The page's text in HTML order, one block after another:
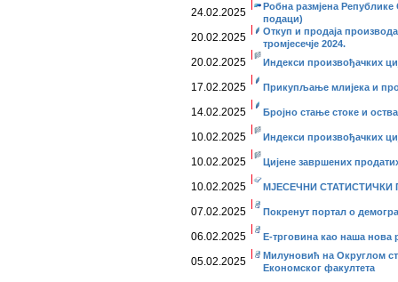
24.02.2025
Робна размјена Републике
подаци)
20.02.2025
Откуп и продаја
тромјесечје 2024.
20.02.2025 Индекси произвођачких
17.02.2025 Прикупљање млијека и
14.02.2025 Бројно стање стоке и
10.02.2025 Индекси произвођачких
10.02.2025 Цијене завршених
10.02.2025 МЈЕСЕЧНИ СТАТИСТИЧКИ
07.02.2025 Покренут портал о
06.02.2025 Е-трговина као наша нова
05.02.2025
Милуновић на Округлом
Економског факултета